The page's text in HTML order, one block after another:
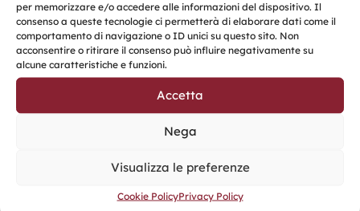
per memorizzare e/o accedere alle informazioni del dispositivo. Il
consenso a queste tecnologie ci permetterà di elaborare dati come il
comportamento di navigazione o ID unici su questo sito. Non
acconsentire o ritirare il consenso può influire negativamente su
alcune caratteristiche e funzioni.
Accetta
Nega
Visualizza le preferenze
Cookie PolicyPrivacy Policy
6. Ritardato pagamento:gli interessi
dovuti per ritardato pagamento saranno
addebitati al tasso ufficiale di sconto
applicabile alle transazioni commerciali
stabilito dal Decreto Legislativo 9
ottobre 2002, n. 231 e sue successive
della merce non verrà ammesso più